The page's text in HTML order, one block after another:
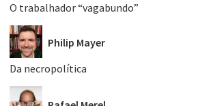
O trabalhador “vagabundo”
Philip Mayer
Da necropolítica